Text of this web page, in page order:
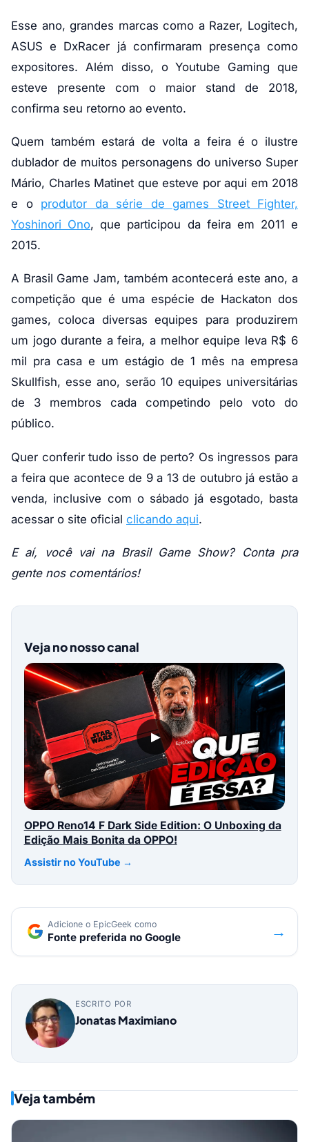
Esse ano, grandes marcas como a Razer, Logitech,
ASUS e DxRacer já confirmaram presença como
expositores. Além disso, o Youtube Gaming que
esteve presente com o maior stand de 2018,
confirma seu retorno ao evento.
Quem também estará de volta a feira é o ilustre
dublador de muitos personagens do universo Super
Mário, Charles Matinet que esteve por aqui em 2018
e o produtor da série de games Street Fighter,
Yoshinori Ono, que participou da feira em 2011 e
2015.
A Brasil Game Jam, também acontecerá este ano, a
competição que é uma espécie de Hackaton dos
games, coloca diversas equipes para produzirem
um jogo durante a feira, a melhor equipe leva R$ 6
mil pra casa e um estágio de 1 mês na empresa
Skullfish, esse ano, serão 10 equipes universitárias
de 3 membros cada competindo pelo voto do
público.
Quer conferir tudo isso de perto? Os ingressos para
a feira que acontece de 9 a 13 de outubro já estão a
venda, inclusive com o sábado já esgotado, basta
acessar o site oficial clicando aqui.
E aí, você vai na Brasil Game Show? Conta pra
gente nos comentários!
Veja no nosso canal
▶
OPPO Reno14 F Dark Side Edition: O Unboxing da
Edição Mais Bonita da OPPO!
Assistir no YouTube →
Adicione o EpicGeek como
Fonte preferida no Google →
ESCRITO POR
Jonatas Maximiano
Veja também